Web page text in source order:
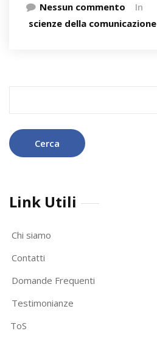
Nessun commento
In
scienze della comunicazione
Link Utili
Chi siamo
Contatti
Domande Frequenti
Testimonianze
ToS